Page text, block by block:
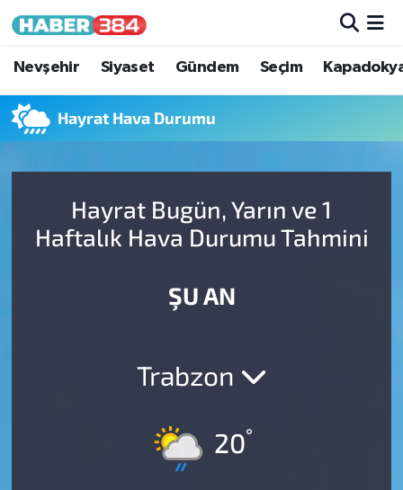
Nevşehir Siyaset Gündem Seçim
Hayrat Hava Durumu
Hayrat Bugün, Yarın ve 1
Haftalık Hava Durumu Tahmini
ŞU AN
Trabzon
20°
Nöbetçi Eczaneler
Hava Durumu
Süper Lig Puan Durumu ve Fikstür
Tüm Manşetler
Son Dakika Haberleri